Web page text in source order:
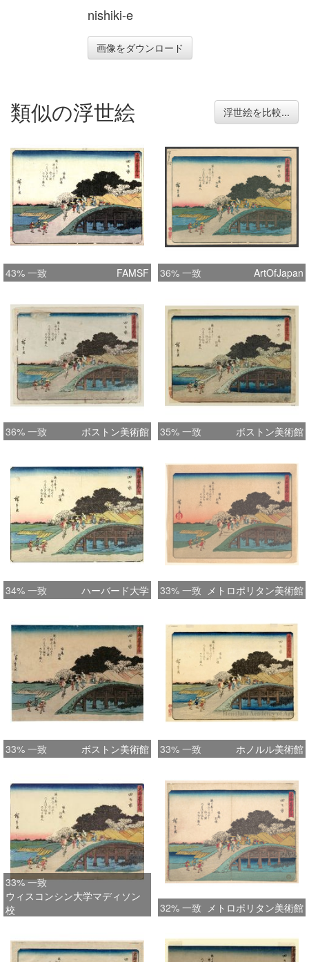
nishiki-e
画像をダウンロード
類似の浮世絵 浮世絵を比較...
43% 一致 FAMSF 36% 一致 ArtOfJapan
36% 一致 ボストン美術館 35% 一致 ボストン美術館
34% 一致 ハーバード大学 33% 一致 メトロポリタン美術館
33% 一致 ボストン美術館 33% 一致 ホノルル美術館
33% 一致
ウィスコンシン大学マディソン
校
32% 一致 メトロポリタン美術館